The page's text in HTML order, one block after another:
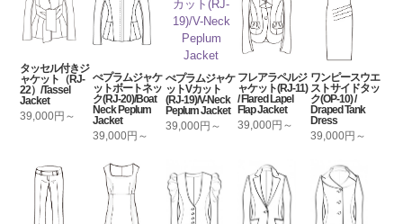
タッセル付きジ
ャケット（RJ-
22）/Tassel
Jacket
39,000円～
ぺプラムジャケ
ットボートネッ
ク(RJ-20)/Boat
Neck Peplum
Jacket
39,000円～
ぺプラムジャケ
ットVカット
(RJ-19)/V-Neck
Peplum Jacket
39,000円～
フレアラペルジ
ャケット(RJ-11)
/ Flared Lapel
Flap Jacket
39,000円～
ワンピースウエ
ストサイドタッ
ク(OP-10) /
Draped Tank
Dress
39,000円～